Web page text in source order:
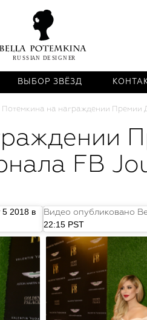
ВЫБОР ЗВЁЗД
Потемкина на награждении Премии
FB
2018 в
Видео опубликовано
22:15 PST